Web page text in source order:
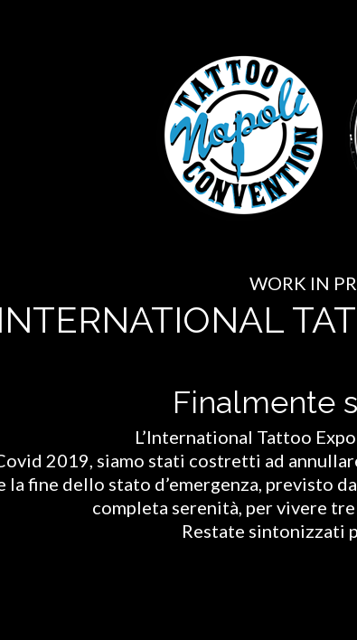
WORK IN
INTERNATIONAL
Finalmente
L’International Tattoo
2019, siamo stati costretti ad
fine dello stato d’emergenza, previsto
completa serenità, per vivere
Restate sintonizzati